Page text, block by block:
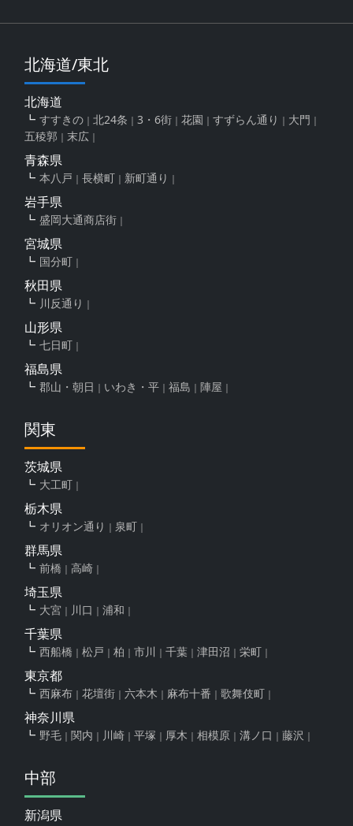
北海道/東北
北海道
すすきの 北24条 3・6街 花園 すずらん通り
大門
五稜郭
末広
青森県
本八戸 長横町 新町通り
岩手県
盛岡大通商店街
宮城県
国分町
秋田県
川反通り
山形県
七日町
福島県
郡山・朝日 いわき・平 福島 陣屋
関東
茨城県
大工町
栃木県
オリオン通り 泉町
群馬県
前橋 高崎
埼玉県
大宮 川口 浦和
千葉県
西船橋 松戸 柏 市川 千葉 津田沼 栄町
東京都
西麻布 花壇街 六本木 麻布十番 歌舞伎町
神奈川県
野毛 関内 川崎 平塚 厚木 相模原 溝ノ口 藤沢
中部
新潟県